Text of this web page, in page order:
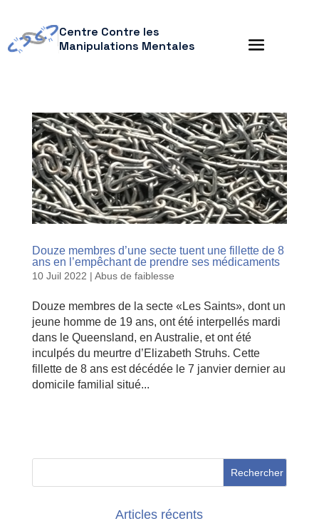
Centre Contre les
Manipulations Mentales
Douze membres d’une secte tuent une fillette de 8
ans en l’empêchant de prendre ses médicaments
10 Juil 2022 | Abus de faiblesse
Douze membres de la secte «Les Saints», dont un
jeune homme de 19 ans, ont été interpellés mardi
dans le Queensland, en Australie, et ont été
inculpés du meurtre d’Elizabeth Struhs. Cette
fillette de 8 ans est décédée le 7 janvier dernier au
domicile familial situé...
Articles récents